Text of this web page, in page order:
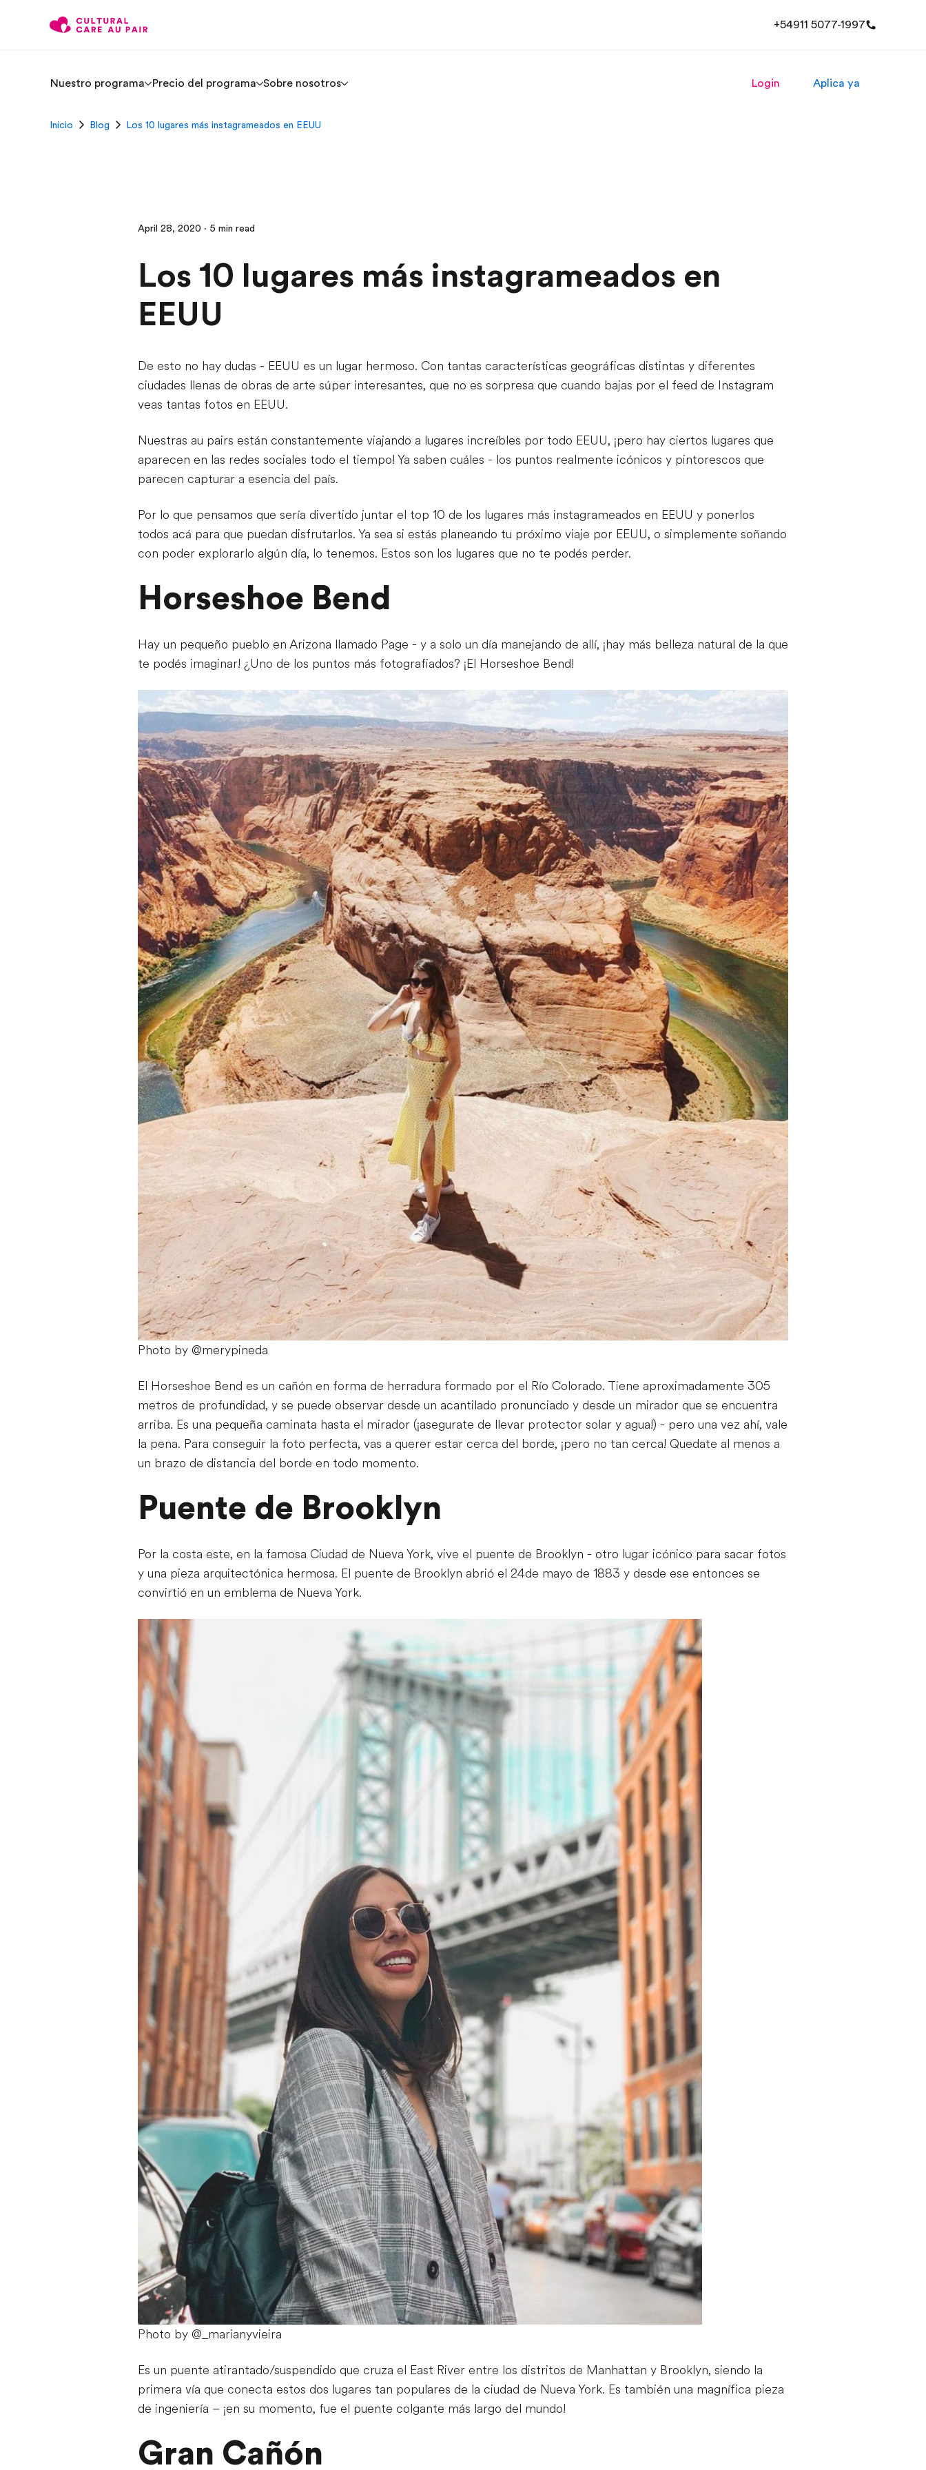
+54911 5077-1997
Nuestro programa Precio del programa Sobre nosotros Login Aplica ya
Inicio Blog Los 10 lugares más instagrameados en EEUU
April 28, 2020 · 5 min read
Los 10 lugares más instagrameados en
EEUU
De esto no hay dudas - EEUU es un lugar hermoso. Con tantas características geográficas distintas y diferentes
ciudades llenas de obras de arte súper interesantes, que no es sorpresa que cuando bajas por el feed de Instagram
veas tantas fotos en EEUU.
Nuestras au pairs están constantemente viajando a lugares increíbles por todo EEUU, ¡pero hay ciertos lugares que
aparecen en las redes sociales todo el tiempo! Ya saben cuáles - los puntos realmente icónicos y pintorescos que
parecen capturar a esencia del país.
Por lo que pensamos que sería divertido juntar el top 10 de los lugares más instagrameados en EEUU y ponerlos
todos acá para que puedan disfrutarlos. Ya sea si estás planeando tu próximo viaje por EEUU, o simplemente soñando
con poder explorarlo algún día, lo tenemos. Estos son los lugares que no te podés perder.
Horseshoe Bend
Hay un pequeño pueblo en Arizona llamado Page - y a solo un día manejando de allí, ¡hay más belleza natural de la que
te podés imaginar! ¿Uno de los puntos más fotografiados? ¡El Horseshoe Bend!
Photo by @merypineda
El Horseshoe Bend es un cañón en forma de herradura formado por el Río Colorado. Tiene aproximadamente 305
metros de profundidad, y se puede observar desde un acantilado pronunciado y desde un mirador que se encuentra
arriba. Es una pequeña caminata hasta el mirador (¡asegurate de llevar protector solar y agua!) - pero una vez ahí, vale
la pena. Para conseguir la foto perfecta, vas a querer estar cerca del borde, ¡pero no tan cerca! Quedate al menos a
un brazo de distancia del borde en todo momento.
Puente de Brooklyn
Por la costa este, en la famosa Ciudad de Nueva York, vive el puente de Brooklyn - otro lugar icónico para sacar fotos
y una pieza arquitectónica hermosa. El puente de Brooklyn abrió el 24de mayo de 1883 y desde ese entonces se
convirtió en un emblema de Nueva York.
Photo by @_marianyvieira
Es un puente atirantado/suspendido que cruza el East River entre los distritos de Manhattan y Brooklyn, siendo la
primera vía que conecta estos dos lugares tan populares de la ciudad de Nueva York. Es también una magnífica pieza
de ingeniería – ¡en su momento, fue el puente colgante más largo del mundo!
Gran Cañón